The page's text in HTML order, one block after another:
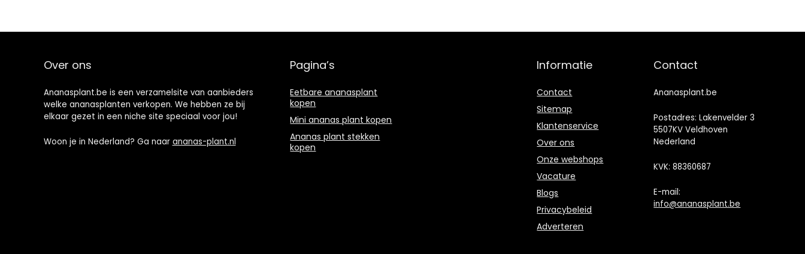
Over ons
Ananasplant.be is een verzamelsite van aanbieders
welke ananasplanten verkopen. We hebben ze bij
elkaar gezet in een niche site speciaal voor jou!
Woon je in Nederland? Ga naar ananas-plant.nl
Pagina’s
Eetbare ananasplant
kopen
Mini ananas plant kopen
Ananas plant stekken
kopen
Informatie
Contact
Sitemap
Klantenservice
Over ons
Onze webshops
Vacature
Blogs
Privacybeleid
Adverteren
Contact
Ananasplant.be
Postadres: Lakenvelder 3
5507KV Veldhoven
Nederland
KVK: 88360687
E-mail:
info@ananasplant.be